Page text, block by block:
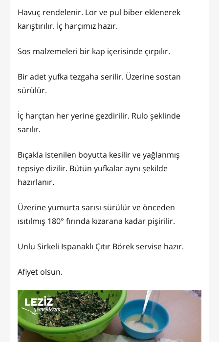
Havuç rendelenir. Lor ve pul biber eklenerek
karıştırılır. İç harçımız hazır.
Sos malzemeleri bir kap içerisinde çırpılır.
Bir adet yufka tezgaha serilir. Üzerine sostan
sürülür.
İç harçtan her yerine gezdirilir. Rulo şeklinde
sarılır.
Bıçakla istenilen boyutta kesilir ve yağlanmış
tepsiye dizilir. Bütün yufkalar aynı şekilde
hazırlanır.
Üzerine yumurta sarısı sürülür ve önceden
ısıtılmış 180° fırında kızarana kadar pişirilir.
Unlu Sirkeli Ispanaklı Çıtır Börek servise hazır.
Afiyet olsun.